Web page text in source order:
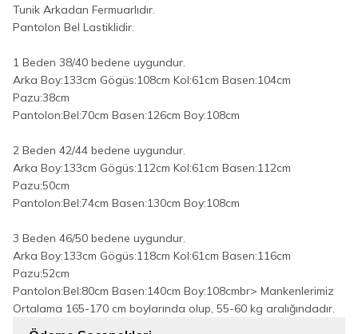
Tunik Arkadan Fermuarlıdır.
Pantolon Bel Lastiklidir.
1 Beden 38/40 bedene uygundur.
Arka Boy:133cm Gögüs:108cm Kol:61cm Basen:104cm
Pazu:38cm
Pantolon:Bel:70cm Basen:126cm Boy:108cm
2 Beden 42/44 bedene uygundur.
Arka Boy:133cm Gögüs:112cm Kol:61cm Basen:112cm
Pazu:50cm
Pantolon:Bel:74cm Basen:130cm Boy:108cm
3 Beden 46/50 bedene uygundur.
Arka Boy:133cm Gögüs:118cm Kol:61cm Basen:116cm
Pazu:52cm
Pantolon:Bel:80cm Basen:140cm Boy:108cmbr> Mankenlerimiz
Ortalama 165-170 cm boylarında olup, 55-60 kg aralığındadır.